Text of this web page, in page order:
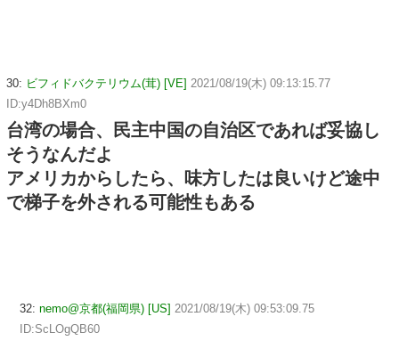
30: ビフィドバクテリウム(茸) [VE] 2021/08/19(木) 09:13:15.77
ID:y4Dh8BXm0
台湾の場合、民主中国の自治区であれば妥協し
そうなんだよ
アメリカからしたら、味方したは良いけど途中
で梯子を外される可能性もある
32: nemo@京都(福岡県) [US] 2021/08/19(木) 09:53:09.75
ID:ScLOgQB60